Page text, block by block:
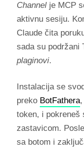
Channelje MCP
aktivnu sesiju.
Claude čita
sada su podržani
plaginovi.
Instalacija se
preko BotFathera,
token, i pokreneš
zastavicom.
sa botom i